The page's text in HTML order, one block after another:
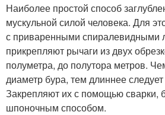
Наиболее простой способ
мускульной силой человека. Для
с приваренными спиралевидными
прикрепляют рычаги из двух
полуметра, до полутора метров.
диаметр бура, тем длиннее
Закрепляют их с помощью сварки,
шпоночным способом.